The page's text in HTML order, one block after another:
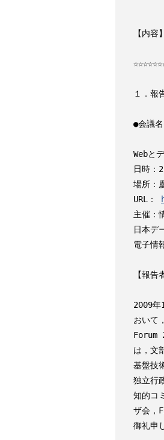
【内容】
１．報
●会議
Webと
日時：
場所：
URL：
主催：
日本デ
電子情
【報
2009年
おいて
Forum
は，文
基盤技
独立行
知的コ
ザ会，
御礼申